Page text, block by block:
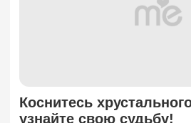
Коснитесь
узнайте свою судьбу!